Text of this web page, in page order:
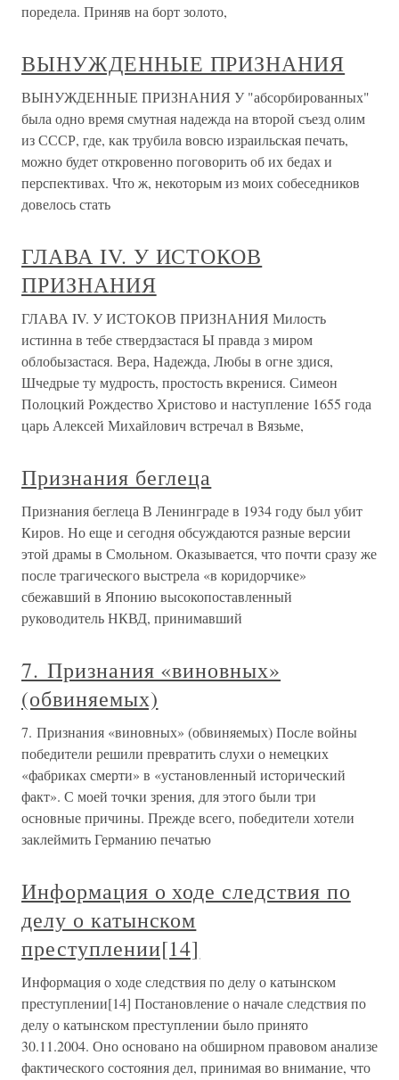
поредела. Приняв на борт золото,
ВЫНУЖДЕННЫЕ ПРИЗНАНИЯ
ВЫНУЖДЕННЫЕ ПРИЗНАНИЯ У "абсорбированных"
была одно время смутная надежда на второй съезд олим
из СССР, где, как трубила вовсю израильская печать,
можно будет откровенно поговорить об их бедах и
перспективах. Что ж, некоторым из моих собеседников
довелось стать
ГЛАВА IV. У ИСТОКОВ
ПРИЗНАНИЯ
ГЛАВА IV. У ИСТОКОВ ПРИЗНАНИЯ Милость
истинна в тебе ствердзастася Ы правда з миром
облобызастася. Вера, Надежда, Любы в огне здися,
Шчедрые ту мудрость, простость вкренися. Симеон
Полоцкий Рождество Христово и наступление 1655 года
царь Алексей Михайлович встречал в Вязьме,
Признания беглеца
Признания беглеца В Ленинграде в 1934 году был убит
Киров. Но еще и сегодня обсуждаются разные версии
этой драмы в Смольном. Оказывается, что почти сразу же
после трагического выстрела «в коридорчике»
сбежавший в Японию высокопоставленный
руководитель НКВД, принимавший
7. Признания «виновных»
(обвиняемых)
7. Признания «виновных» (обвиняемых) После войны
победители решили превратить слухи о немецких
«фабриках смерти» в «установленный исторический
факт». С моей точки зрения, для этого были три
основные причины. Прежде всего, победители хотели
заклеймить Германию печатью
Информация о ходе следствия по
делу о катынском
преступлении[14]
Информация о ходе следствия по делу о катынском
преступлении[14] Постановление о начале следствия по
делу о катынском преступлении было принято
30.11.2004. Оно основано на обширном правовом анализе
фактического состояния дел, принимая во внимание, что